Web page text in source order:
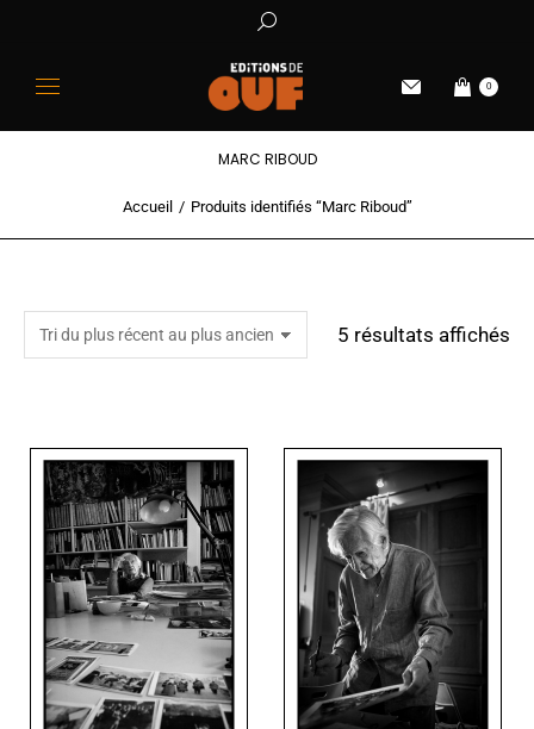
0
MARC RIBOUD
Vous êtes ici :
Accueil Produits identifiés “Marc Riboud”
5 résultats affichés